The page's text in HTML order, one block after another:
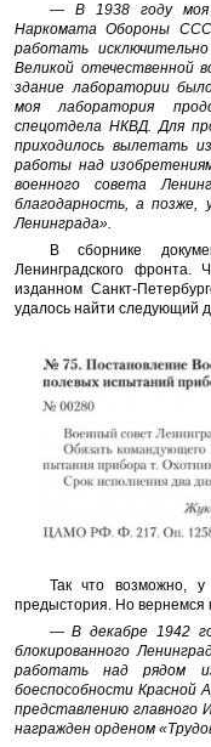
— В 1938 году моя
Наркомата Обороны
работать
Великой отечественной
здание лаборатории
моя лаборатория
спецотдела НКВД. Для
приходилось вылетать
работы над
военного совета
благодарность, а позже,
Ленинграда».
В сборнике
Ленинградского
изданном Санкт-
удалось найти следующий
Так что возможно, у
предыстория. Но вернемся
— В декабре 1942
блокированного
работать над рядом
боеспособности Красной
представлению главного
награжден орденом